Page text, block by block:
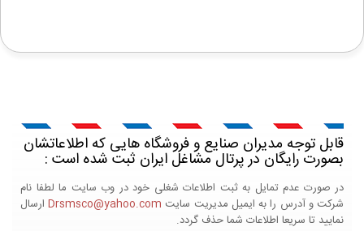
قابل توجه مدیران صنایع و فروشگاه هایی که اطلاعاتشان
بصورت رایگان در پرتال مشاغل ایران ثبت شده است :
در صورت عدم تمایل به ثبت اطلاعات شغلی خود در وب سایت ما لطفا نام
شرکت و آدرس را به ایمیل مدیریت سایت Drsmsco@yahoo.comارسال
نمایید تا سریعا اطلاعات شما حذف گردد.